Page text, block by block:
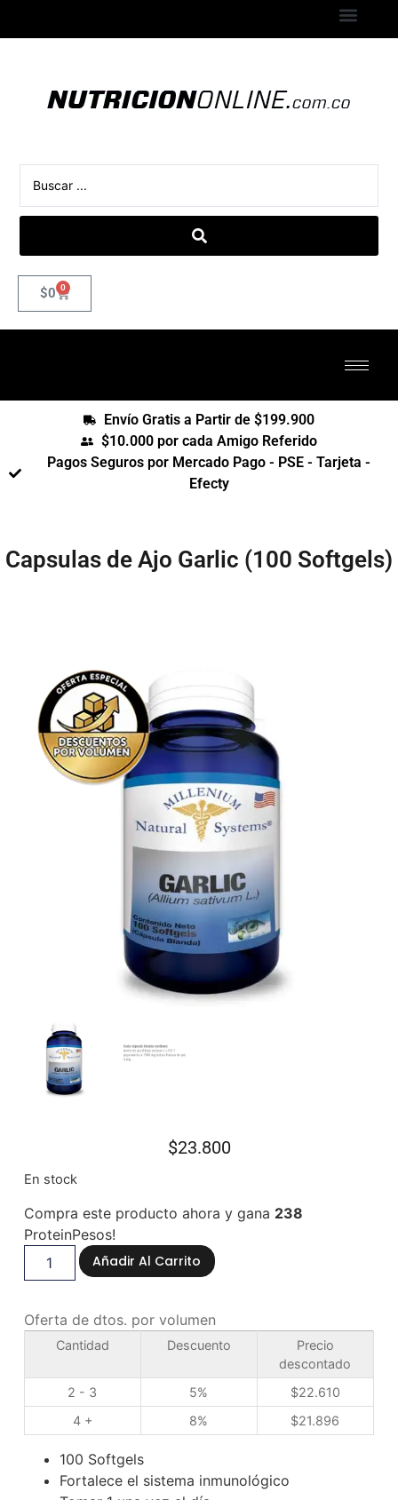
$0 0
Envío Gratis a Partir de $199.900
$10.000 por cada Amigo Referido
Pagos Seguros por Mercado Pago - PSE - Tarjeta -
Efecty
Capsulas de Ajo Garlic (100 Softgels)
$23.800
En stock
Compra este producto ahora y gana 238
ProteinPesos!
Añadir Al Carrito
Oferta de dtos. por volumen
Cantidad Descuento
Precio
descontado
2 - 3
5% $22.610
4 +
8% $21.896
100 Softgels
Fortalece el sistema inmunológico